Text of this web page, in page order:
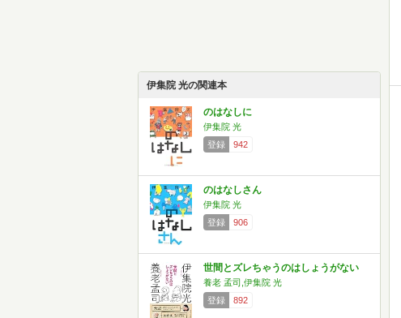
伊集院 光の関連本
のはなしに
伊集院 光
登録
942
のはなしさん
伊集院 光
登録
906
世間とズレちゃうのはしょうがない
養老 孟司,伊集院 光
登録
892